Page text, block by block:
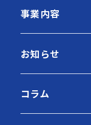
事業内容
お知らせ
コラム